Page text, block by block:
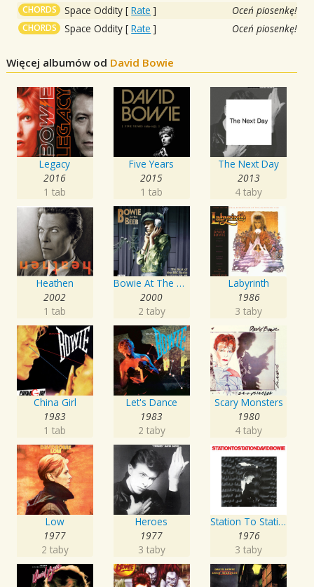
CHORDS Space Oddity [Rate ] Oceń piosenkę!
CHORDS Space Oddity [Rate ] Oceń piosenkę!
Więcej albumów od David Bowie
Legacy
2016
1 tab
Five Years
2015
1 tab
The Next Day
2013
4 taby
Heathen
2002
1 tab
Bowie At The Beeb
2000
2 taby
Labyrinth
1986
3 taby
China Girl
1983
1 tab
Let's Dance
1983
2 taby
Scary Monsters
1980
4 taby
Low
1977
2 taby
Heroes
1977
3 taby
Station To Station
1976
3 taby